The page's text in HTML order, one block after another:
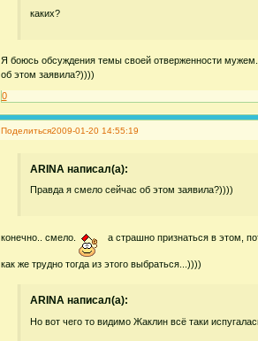
каких?
Я боюсь обсуждения темы своей отверженности
об этом заявила?))))
0
Поделиться2009-01-20 14:55:19
ARINA написал(а):
Правда я смело сейчас об этом заявила?))))
конечно.. смело. а страшно признаться в этом,
как же трудно тогда из этого выбраться...))))
ARINA написал(а):
Но вот чего то видимо Жаклин всё таки